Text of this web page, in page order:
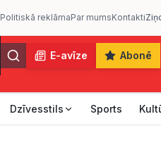
Politiskā reklāmaPar mumsKontakti
E-avīze Abonē
Dzīvesstils Sports